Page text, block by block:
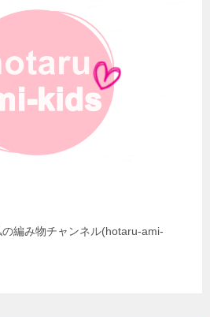
編み物チャンネル(hotaru-ami-